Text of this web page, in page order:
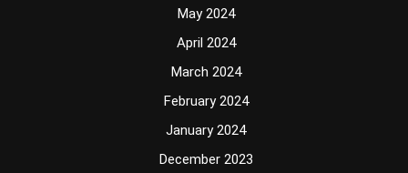
May 2024
April 2024
March 2024
February 2024
January 2024
December 2023